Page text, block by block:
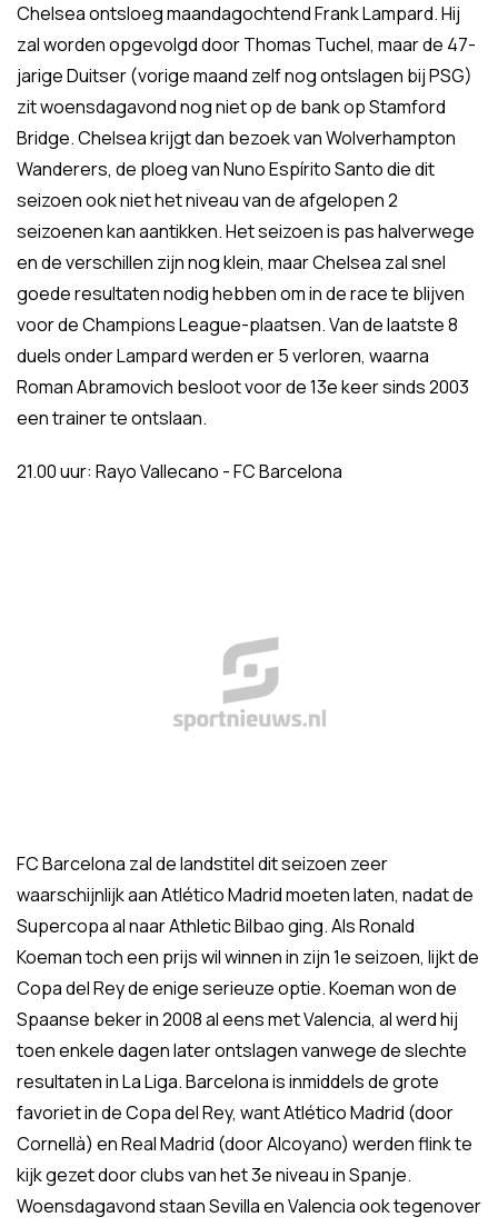
Chelsea ontsloeg maandagochtend Frank Lampard. Hij
zal worden opgevolgd door Thomas Tuchel, maar de 47-
jarige Duitser (vorige maand zelf nog ontslagen bij PSG)
zit woensdagavond nog niet op de bank op Stamford
Bridge. Chelsea krijgt dan bezoek van Wolverhampton
Wanderers, de ploeg van Nuno Espírito Santo die dit
seizoen ook niet het niveau van de afgelopen 2
seizoenen kan aantikken. Het seizoen is pas halverwege
en de verschillen zijn nog klein, maar Chelsea zal snel
goede resultaten nodig hebben om in de race te blijven
voor de Champions League-plaatsen. Van de laatste 8
duels onder Lampard werden er 5 verloren, waarna
Roman Abramovich besloot voor de 13e keer sinds 2003
een trainer te ontslaan.
21.00 uur: Rayo Vallecano - FC Barcelona
FC Barcelona zal de landstitel dit seizoen zeer
waarschijnlijk aan Atlético Madrid moeten laten, nadat de
Supercopa al naar Athletic Bilbao ging. Als Ronald
Koeman toch een prijs wil winnen in zijn 1e seizoen, lijkt de
Copa del Rey de enige serieuze optie. Koeman won de
Spaanse beker in 2008 al eens met Valencia, al werd hij
toen enkele dagen later ontslagen vanwege de slechte
resultaten in La Liga. Barcelona is inmiddels de grote
favoriet in de Copa del Rey, want Atlético Madrid (door
Cornellà) en Real Madrid (door Alcoyano) werden flink te
kijk gezet door clubs van het 3e niveau in Spanje.
Woensdagavond staan Sevilla en Valencia ook tegenover